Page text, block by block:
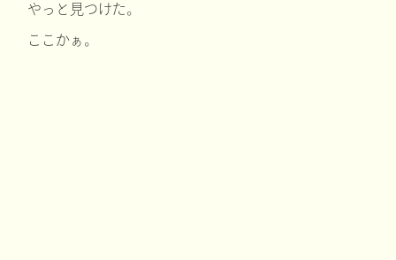
やっと見つけた。
ここかぁ。